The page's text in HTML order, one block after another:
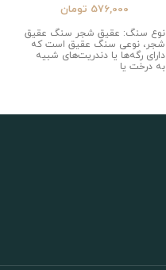
576,000 تومان
نوع سنگ: عقیق شجر سنگ عقیق
شجر، نوعی سنگ عقیق است که
دارای رگه‌ها یا دندریت‌های شبیه
به درخت یا